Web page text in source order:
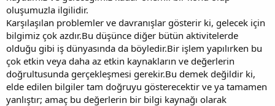
oluşumuzla ilgilidir.
Karşılaşılan problemler ve davranışlar gösterir ki, gelecek için
bilgimiz çok azdır.Bu düşünce diğer bütün aktivitelerde
olduğu gibi iş dünyasında da böyledir.Bir işlem yapılırken bu
çok etkin veya daha az etkin kaynakların ve değerlerin
doğrultusunda gerçekleşmesi gerekir.Bu demek değildir ki,
elde edilen bilgiler tam doğruyu gösterecektir ve ya tamamen
yanlıştır; amaç bu değerlerin bir bilgi kaynağı olarak